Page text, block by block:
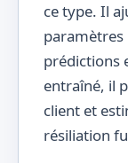
ce type. Il
paramètres
prédictions
entraîné, il
client et
résiliation